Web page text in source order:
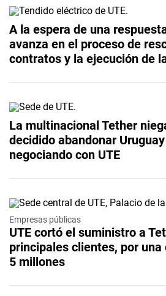
A la espera de una
avanza en el proceso de
contratos y la ejecución de
La multinacional Tether
decidido abandonar
negociando con UTE
Empresas públicas
UTE cortó el suministro a
principales clientes, por una
5 millones